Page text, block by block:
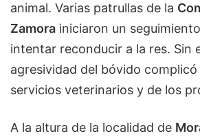
animal. Varias patrullas de la
Zamora iniciaron un
intentar reconducir a la res. Sin
agresividad del bóvido
servicios veterinarios y de los
A la altura de la localidad de